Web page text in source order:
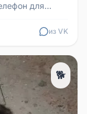
для
из VK
🐕